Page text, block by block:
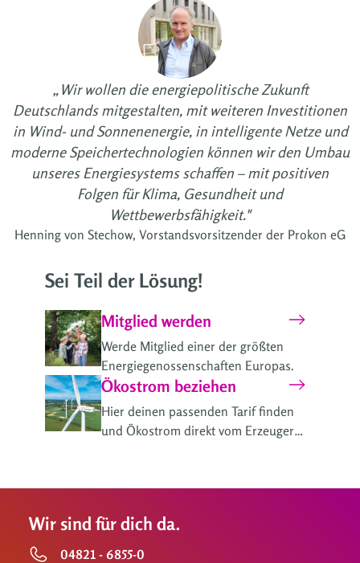
„Wir wollen die energiepolitische Zukunft
Deutschlands mitgestalten, mit weiteren Investitionen
in Wind- und Sonnenenergie, in intelligente Netze und
moderne Speichertechnologien können wir den Umbau
unseres Energiesystems schaffen – mit positiven
Folgen für Klima, Gesundheit und
Wettbewerbsfähigkeit."
Henning von Stechow, Vorstandsvorsitzender der Prokon eG
Sei Teil der Lösung!
Mitglied werden
Werde Mitglied einer der größten
Energiegenossenschaften Europas.
Ökostrom beziehen
Hier deinen passenden Tarif finden
und Ökostrom direkt vom Erzeuger
Wir sind für dich da.
04821 - 6855-0